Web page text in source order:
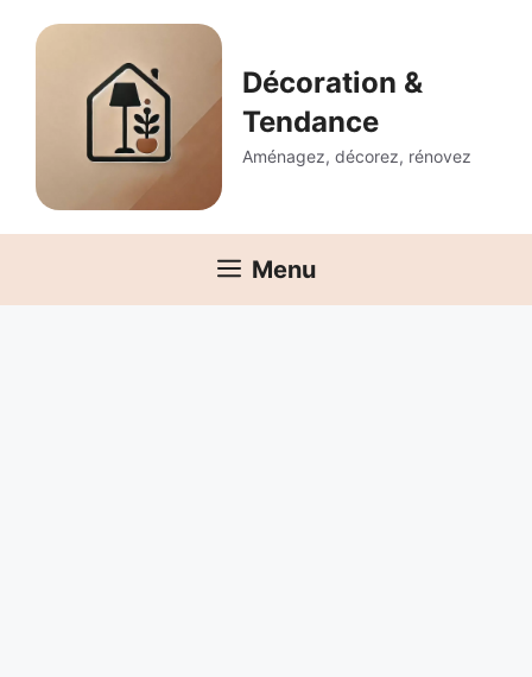
Décoration &
Tendance
Aménagez, décorez, rénovez
Menu